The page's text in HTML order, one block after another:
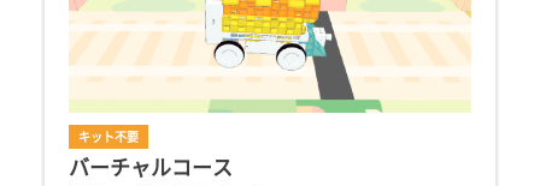
キット不要
バーチャルコース